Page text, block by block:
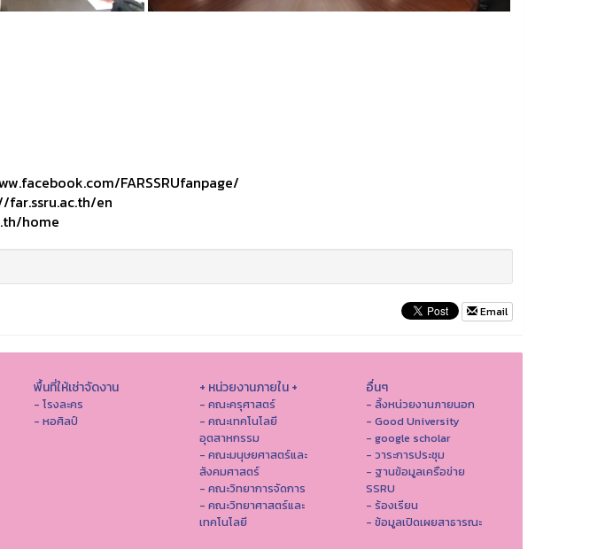
FARSSRUfanpage/
far.ssru.ac.th/en
home
Email
พื้นที่ให้เช่าจัดงาน
- โรงละคร
- หอศิลป์
+ หน่วยงานภายใน +
- คณะครุศาสตร์
- คณะเทคโนโลยี
อุตสาหกรรม
- คณะมนุษยศาสตร์และ
สังคมศาสตร์
- คณะวิทยาการจัดการ
- คณะวิทยาศาสตร์และ
เทคโนโลยี
อื่นๆ
- ลิ้งหน่วยงานภายนอก
- Good University
- google scholar
- วาระการประชุม
- ฐานข้อมูลเครือข่าย
SSRU
- ร้องเรียน
- ข้อมูลเปิดเผยสาธารณะ